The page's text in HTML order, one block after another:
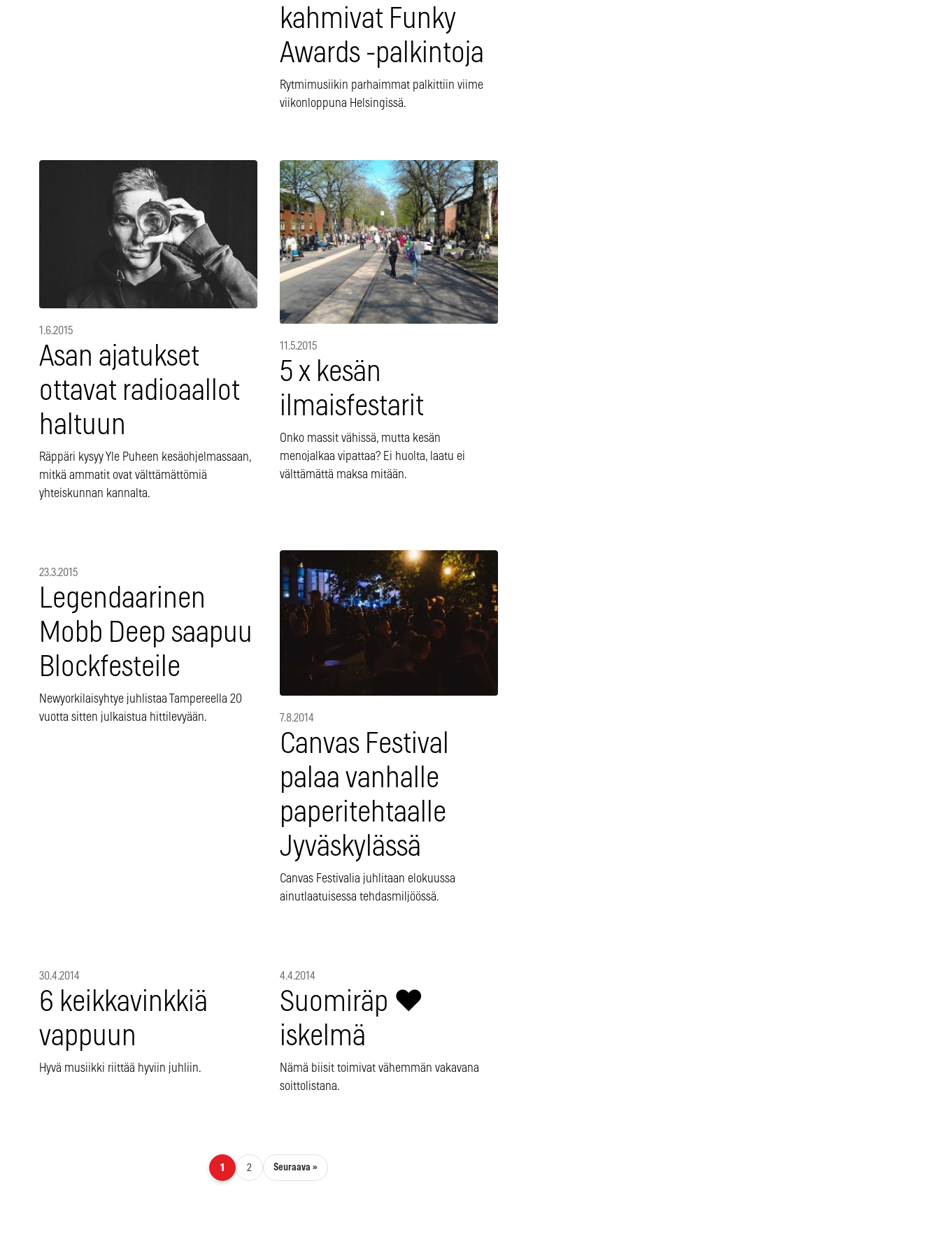
kahmivat Funky
Awards -palkintoja
Rytmimusiikin parhaimmat palkittiin viime
viikonloppuna Helsingissä.
1.6.2015
Asan ajatukset
ottavat radioaallot
haltuun
Räppäri kysyy Yle Puheen kesäohjelmassaan,
mitkä ammatit ovat välttämättömiä
yhteiskunnan kannalta.
11.5.2015
5 x kesän
ilmaisfestarit
Onko massit vähissä, mutta kesän
menojalkaa vipattaa? Ei huolta, laatu ei
välttämättä maksa mitään.
23.3.2015
Legendaarinen
Mobb Deep saapuu
Blockfesteile
Newyorkilaisyhtye juhlistaa Tampereella 20
vuotta sitten julkaistua hittilevyään.
7.8.2014
Canvas Festival
palaa vanhalle
paperitehtaalle
Jyväskylässä
Canvas Festivalia juhlitaan elokuussa
ainutlaatuisessa tehdasmiljöössä.
30.4.2014
6 keikkavinkkiä
vappuun
Hyvä musiikki riittää hyviin juhliin.
4.4.2014
Suomiräp ♥
iskelmä
Nämä biisit toimivat vähemmän vakavana
soittolistana.
1 2 Seuraava »